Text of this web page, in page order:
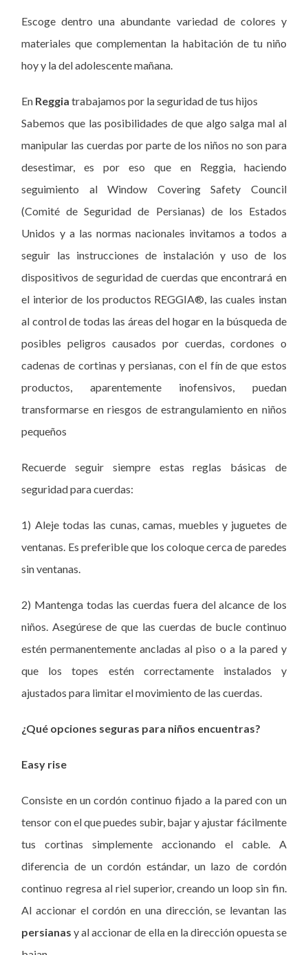
Escoge dentro una abundante variedad de colores y
materiales que complementan la habitación de tu niño
hoy y la del adolescente mañana.
En Reggia trabajamos por la seguridad de tus hijos
Sabemos que las posibilidades de que algo salga mal al
manipular las cuerdas por parte de los niños no son para
desestimar, es por eso que en Reggia, haciendo
seguimiento al Window Covering Safety Council
(Comité de Seguridad de Persianas) de los Estados
Unidos y a las normas nacionales invitamos a todos a
seguir las instrucciones de instalación y uso de los
dispositivos de seguridad de cuerdas que encontrará en
el interior de los productos REGGIA®, las cuales instan
al control de todas las áreas del hogar en la búsqueda de
posibles peligros causados por cuerdas, cordones o
cadenas de cortinas y persianas, con el fín de que estos
productos, aparentemente inofensivos, puedan
transformarse en riesgos de estrangulamiento en niños
pequeños
Recuerde seguir siempre estas reglas básicas de
seguridad para cuerdas:
1) Aleje todas las cunas, camas, muebles y juguetes de
ventanas. Es preferible que los coloque cerca de paredes
sin ventanas.
2) Mantenga todas las cuerdas fuera del alcance de los
niños. Asegúrese de que las cuerdas de bucle continuo
estén permanentemente ancladas al piso o a la pared y
que los topes estén correctamente instalados y
ajustados para limitar el movimiento de las cuerdas.
¿Qué opciones seguras para niños encuentras?
Easy rise
Consiste en un cordón continuo fijado a la pared con un
tensor con el que puedes subir, bajar y ajustar fácilmente
tus cortinas simplemente accionando el cable. A
diferencia de un cordón estándar, un lazo de cordón
continuo regresa al riel superior, creando un loop sin fin.
Al accionar el cordón en una dirección, se levantan las
persianas y al accionar de ella en la dirección opuesta se